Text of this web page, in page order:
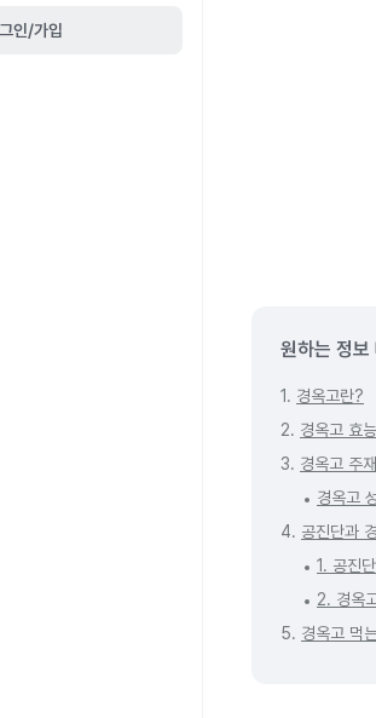
인/가입
원하는 정보
1. 경옥고란?
2. 경옥고 효
3. 경옥고 주
경옥고
4. 공진단과
1. 공진단
2. 경옥
5. 경옥고 먹